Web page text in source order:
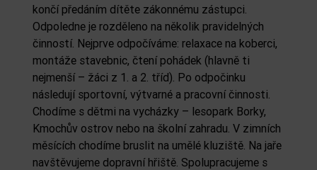
končí předáním dítěte zákonnému zástupci.
Odpoledne je rozděleno na několik pravidelných
činností. Nejprve odpočíváme: relaxace na koberci,
montáže stavebnic, čtení pohádek (hlavně ti
nejmenší – žáci z 1. a 2. tříd). Po odpočinku
následují sportovní, výtvarné a pracovní činnosti.
Chodíme s dětmi na vycházky – lesopark Borky,
Kmochův ostrov nebo na školní zahradu. V zimních
měsících chodíme bruslit na umělé kluziště. Na jaře
navštěvujeme dopravní hřiště. Spolupracujeme s